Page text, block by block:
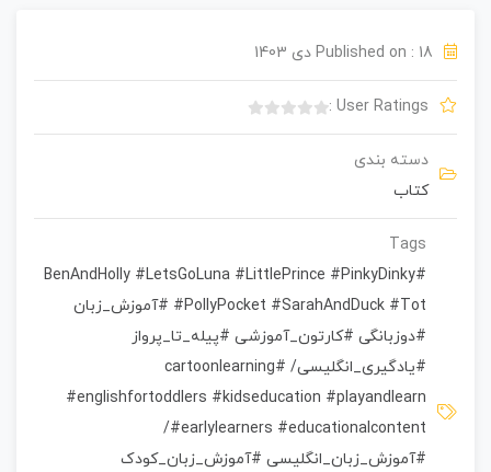
Published on : 18 دی 1403
User Ratings :
ا
ت
ا
ز
0
ا
ی
دسته بندی
#BenAndHolly #LetsGoLuna #LittlePrince #PinkyDinky
#PollyPocket #SarahAndDuck #Tot #آموزش_زبان
#دوزبانگی #کارتون_آموزشی #پیله_تا_پرواز
#یادگیری_انگلیسی/
#cartoonlearning
#englishfortoddlers #kidseducation #playandlearn
#earlylearners #educationalcontent
/
#آموزش_زبان_انگلیسی #آموزش_زبان_کودک